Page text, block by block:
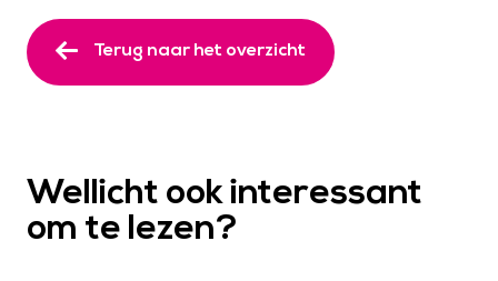
Terug naar het overzicht
Wellicht ook interessant
om te lezen?